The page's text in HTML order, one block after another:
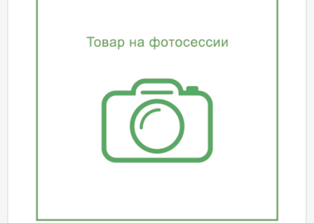
конфиденциальности